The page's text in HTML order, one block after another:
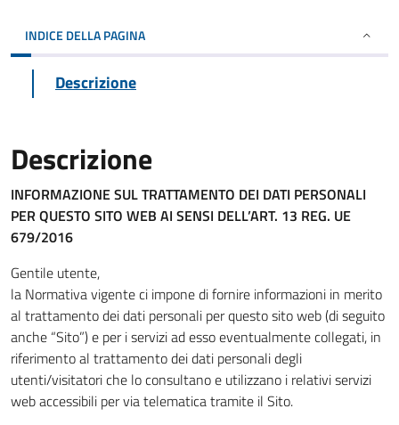
INDICE DELLA PAGINA
Descrizione
Descrizione
INFORMAZIONE SUL TRATTAMENTO DEI DATI PERSONALI
PER QUESTO SITO WEB AI SENSI DELL’ART. 13 REG. UE
679/2016
Gentile utente,
la Normativa vigente ci impone di fornire informazioni in merito
al trattamento dei dati personali per questo sito web (di seguito
anche “Sito”) e per i servizi ad esso eventualmente collegati, in
riferimento al trattamento dei dati personali degli
utenti/visitatori che lo consultano e utilizzano i relativi servizi
web accessibili per via telematica tramite il Sito.